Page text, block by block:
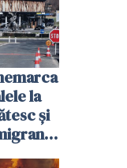
la
și